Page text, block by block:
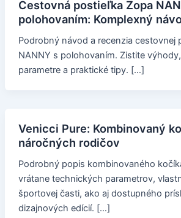
Cestovná postieľka Zopa
polohovaním: Komplexný
Podrobný návod a recenzia cestovnej
NANNY s polohovaním. Zistite
parametre a praktické tipy. […]
Venicci Pure: Kombinovaný
náročných rodičov
Podrobný popis kombinovaného
vrátane technických parametrov,
športovej časti, ako aj dostupného
dizajnových edícií. […]